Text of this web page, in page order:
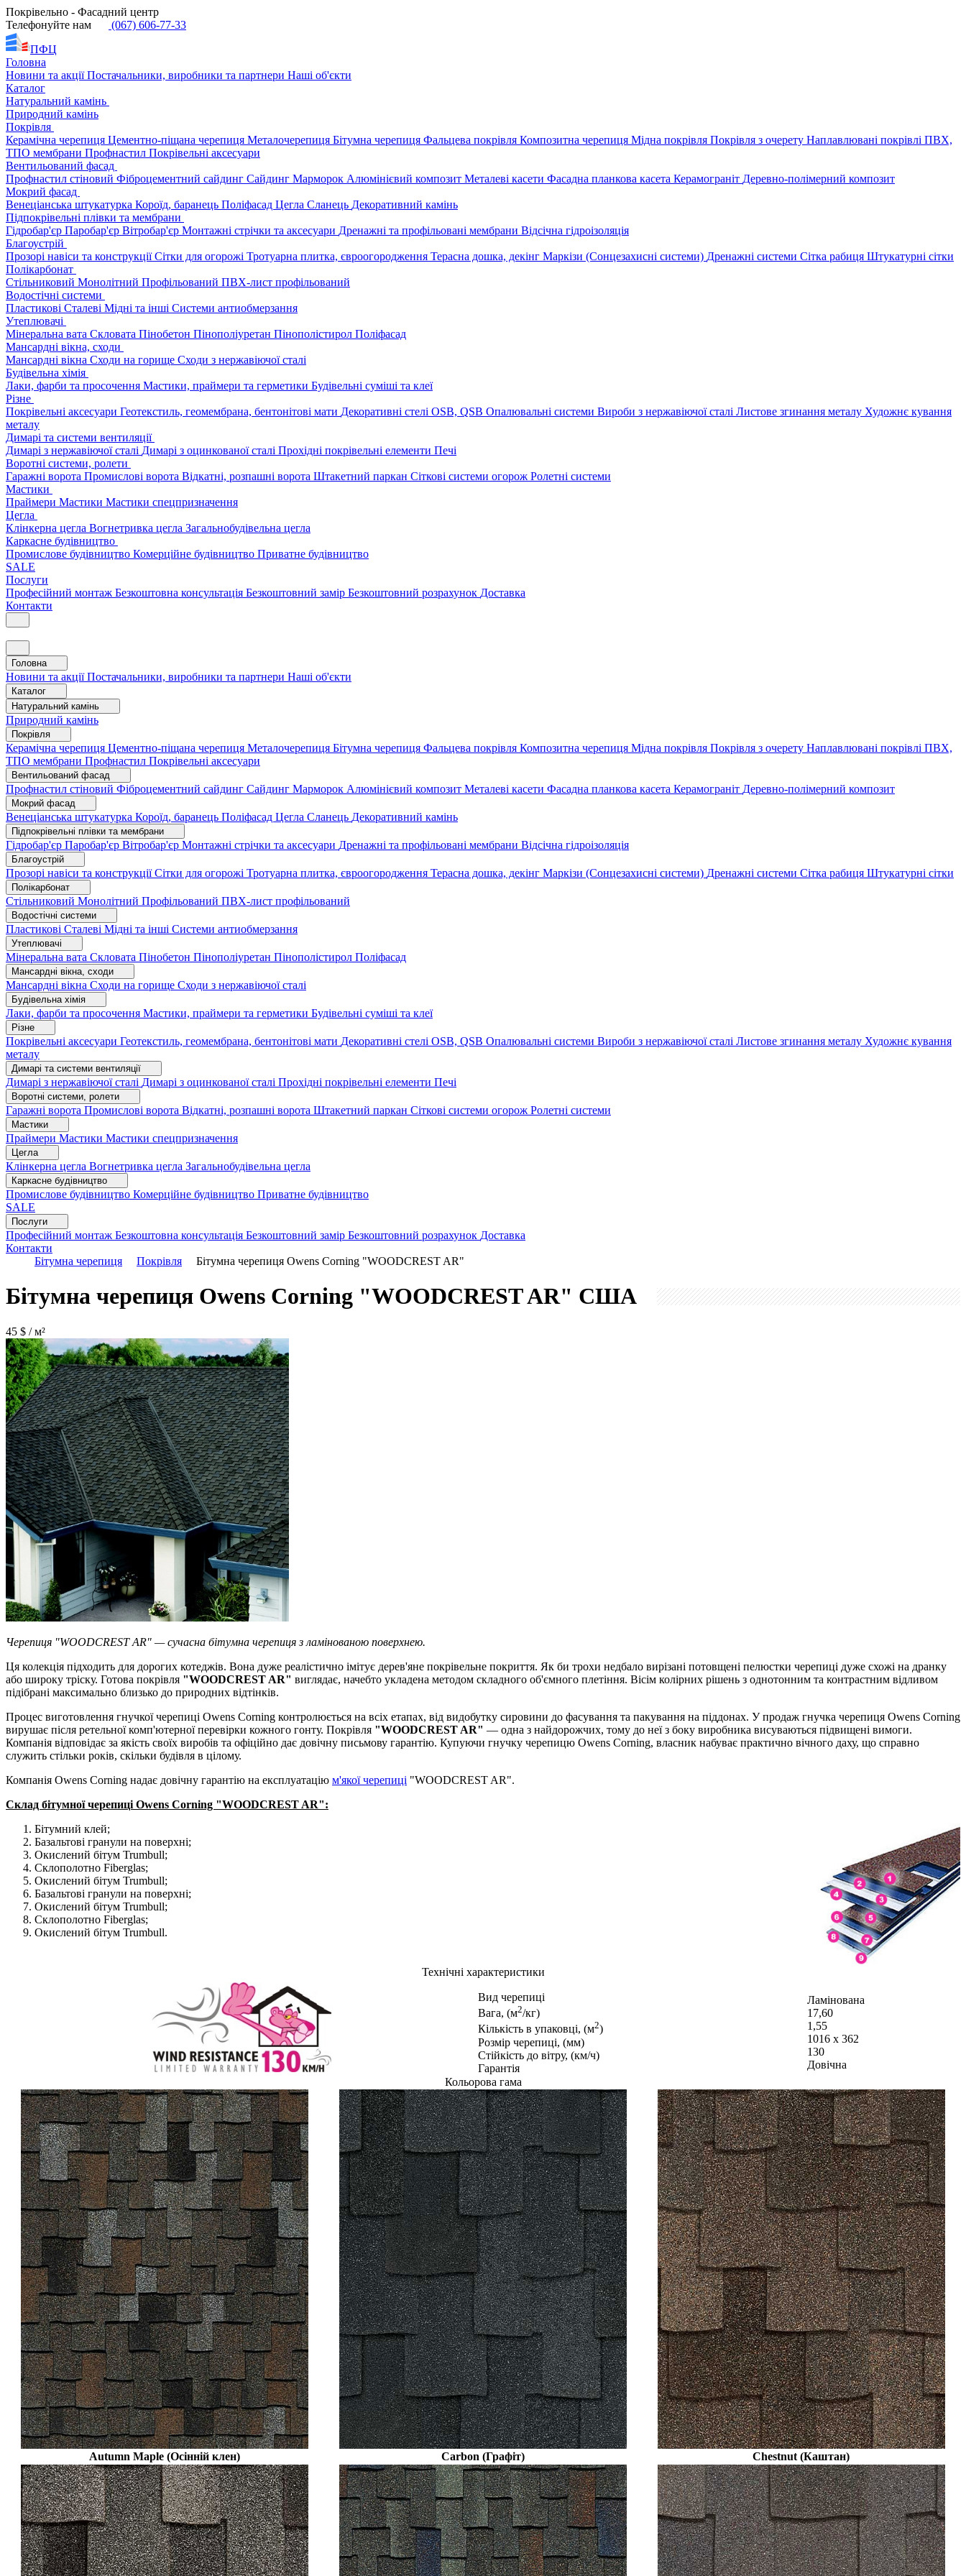
Покрівельно - Фасадний центр
Телефонуйте нам
(067) 606-77-33
ПФЦ
Головна
Новини та акціїПостачальники, виробники та партнери Наші об'єкти
Каталог
Натуральний камінь
Природний камінь
Покрівля
Керамічна черепиця Цементно-піщана черепиця Металочерепиця Бітумна черепиця Фальцева покрівля Композитна черепиця Мідна покрівля Покрівля з очерету Наплавлювані покрівлі ПВХ,
ТПО мембрани Профнастил Покрівельні аксесуари
Вентильований фасад
Профнастил стіновий Фіброцементний сайдинг Сайдинг Марморок Алюмінієвий композит Металеві касети Фасадна планкова касета Керамограніт Деревно-полімерний композит
Мокрий фасад
Венеціанська штукатурка Короїд, баранець Поліфасад Цегла Сланець Декоративний камінь
Підпокрівельні плівки та мембрани
Гідробар'єр Паробар'єр Вітробар'єр Монтажні стрічки та аксесуари Дренажні та профільовані мембрани Відсічна гідроізоляція
Благоустрій
Прозорі навіси та конструкціїСітки для огорожі Тротуарна плитка, євроогородження Терасна дошка, декінг Маркізи (Сонцезахисні системи) Дренажні системи Сітка рабиця Штукатурні сітки
Полікарбонат
Стільниковий Монолітний Профільований ПВХ-лист профільований
Водостічні системи
Пластикові Сталеві Мідні та інші Системи антиобмерзання
Утеплювачі
Мінеральна вата Скловата Пінобетон Пінополіуретан Пінополістирол Поліфасад
Мансардні вікна, сходи
Мансардні вікна Сходи на горище Сходи з нержавіючої сталі
Будівельна хімія
Лаки, фарби та просочення Мастики, праймери та герметики Будівельні суміші та клеї
Різне
Покрівельні аксесуари Геотекстиль, геомембрана, бентонітові мати Декоративні стелі OSB, QSB Опалювальні системи Вироби з нержавіючої сталі Листове згинання металу Художнє кування
металу
Димарі та системи вентиляції
Димарі з нержавіючої сталі Димарі з оцинкованої сталі Прохідні покрівельні елементи Печі
Воротні системи, ролети
Гаражні ворота Промислові ворота Відкатні, розпашні ворота Штакетний паркан Сіткові системи огорож Ролетні системи
Мастики
Праймери Мастики Мастики спецпризначення
Цегла
Клінкерна цегла Вогнетривка цегла Загальнобудівельна цегла
Каркасне будівництво
Промислове будівництво Комерційне будівництво Приватне будівництво
SALE
Послуги
Професійний монтаж Безкоштовна консультація Безкоштовний замір Безкоштовний розрахунок Доставка
Контакти
Головна
Новини та акціїПостачальники, виробники та партнери Наші об'єкти
Каталог
Натуральний камінь
Природний камінь
Покрівля
Керамічна черепиця Цементно-піщана черепиця Металочерепиця Бітумна черепиця Фальцева покрівля Композитна черепиця Мідна покрівля Покрівля з очерету Наплавлювані покрівлі ПВХ,
ТПО мембрани Профнастил Покрівельні аксесуари
Вентильований фасад
Профнастил стіновий Фіброцементний сайдинг Сайдинг Марморок Алюмінієвий композит Металеві касети Фасадна планкова касета Керамограніт Деревно-полімерний композит
Мокрий фасад
Венеціанська штукатурка Короїд, баранець Поліфасад Цегла Сланець Декоративний камінь
Підпокрівельні плівки та мембрани
Гідробар'єр Паробар'єр Вітробар'єр Монтажні стрічки та аксесуари Дренажні та профільовані мембрани Відсічна гідроізоляція
Благоустрій
Прозорі навіси та конструкціїСітки для огорожі Тротуарна плитка, євроогородження Терасна дошка, декінг Маркізи (Сонцезахисні системи) Дренажні системи Сітка рабиця Штукатурні сітки
Полікарбонат
Стільниковий Монолітний Профільований ПВХ-лист профільований
Водостічні системи
Пластикові Сталеві Мідні та інші Системи антиобмерзання
Утеплювачі
Мінеральна вата Скловата Пінобетон Пінополіуретан Пінополістирол Поліфасад
Мансардні вікна, сходи
Мансардні вікна Сходи на горище Сходи з нержавіючої сталі
Будівельна хімія
Лаки, фарби та просочення Мастики, праймери та герметики Будівельні суміші та клеї
Різне
Покрівельні аксесуари Геотекстиль, геомембрана, бентонітові мати Декоративні стелі OSB, QSB Опалювальні системи Вироби з нержавіючої сталі Листове згинання металу Художнє кування
металу
Димарі та системи вентиляції
Димарі з нержавіючої сталі Димарі з оцинкованої сталі Прохідні покрівельні елементи Печі
Воротні системи, ролети
Гаражні ворота Промислові ворота Відкатні, розпашні ворота Штакетний паркан Сіткові системи огорож Ролетні системи
Мастики
Праймери Мастики Мастики спецпризначення
Цегла
Клінкерна цегла Вогнетривка цегла Загальнобудівельна цегла
Каркасне будівництво
Промислове будівництво Комерційне будівництво Приватне будівництво
SALE
Послуги
Професійний монтаж Безкоштовна консультація Безкоштовний замір Безкоштовний розрахунок Доставка
Контакти
Бітумна черепиця
Покрівля Бітумна черепиця Owens Corning "WOODCREST AR"
Бітумна черепиця Owens Corning "WOODCREST AR" США
45 $ / м²
Черепиця "WOODCREST AR" — сучасна бітумна черепиця з ламінованою поверхнею.
Ця колекція підходить для дорогих котеджів. Вона дуже реалістично імітує дерев'яне покрівельне покриття. Як би трохи недбало вирізані потовщені пелюстки черепиці дуже схожі на дранку
або широку тріску. Готова покрівля "WOODCREST AR" виглядає, начебто укладена методом складного об'ємного плетіння. Вісім колірних рішень з однотонним та контрастним відливом
підібрані максимально близько до природних відтінків.
Процес виготовлення гнучкої черепиці Owens Corning контролюється на всіх етапах, від видобутку сировини до фасування та пакування на піддонах. У продаж гнучка черепиця Owens Corning
вирушає після ретельної комп'ютерної перевірки кожного гонту. Покрівля "WOODCREST AR" — одна з найдорожчих, тому до неї з боку виробника висуваються підвищені вимоги.
Компанія відповідає за якість своїх виробів та офіційно дає довічну письмову гарантію. Купуючи гнучку черепицю Owens Corning, власник набуває практично вічного даху, що справно
служить стільки років, скільки будівля в цілому.
Компанія Owens Corning надає довічну гарантію на експлуатацію м'якої черепиці "WOODCREST AR".
Склад бітумної черепиці Owens Corning "WOODCREST AR":
Бітумний клей;
Базальтові гранули на поверхні;
Окислений бітум Trumbull;
Склополотно Fiberglas;
Окислений бітум Trumbull;
Базальтові гранули на поверхні;
Окислений бітум Trumbull;
Склополотно Fiberglas;
Окислений бітум Trumbull.
Технічні характеристики
Вид черепиці
Вага, (м2/кг)
Кількість в упаковці, (м2)
Розмір черепиці, (мм)
Стійкість до вітру, (км/ч)
Гарантія
Ламінована
17,60
1,55
1016 х 362
130
Довічна
Кольорова гама
Autumn Maple (Осінній клен) Carbon (Графіт) Chestnut (Каштан)